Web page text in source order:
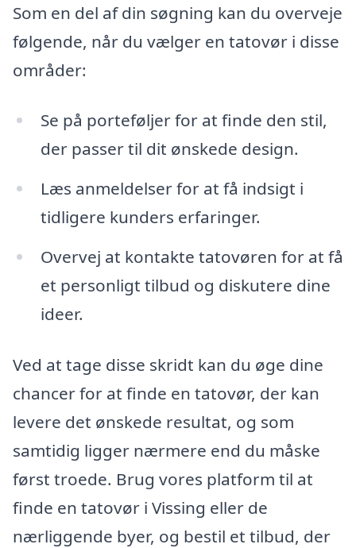
Som en del af din søgning kan du overveje
følgende, når du vælger en tatovør i disse
områder:
Se på porteføljer for at finde den stil,
der passer til dit ønskede design.
Læs anmeldelser for at få indsigt i
tidligere kunders erfaringer.
Overvej at kontakte tatovøren for at få
et personligt tilbud og diskutere dine
ideer.
Ved at tage disse skridt kan du øge dine
chancer for at finde en tatovør, der kan
levere det ønskede resultat, og som
samtidig ligger nærmere end du måske
først troede. Brug vores platform til at
finde en tatovør i Vissing eller de
nærliggende byer, og bestil et tilbud, der